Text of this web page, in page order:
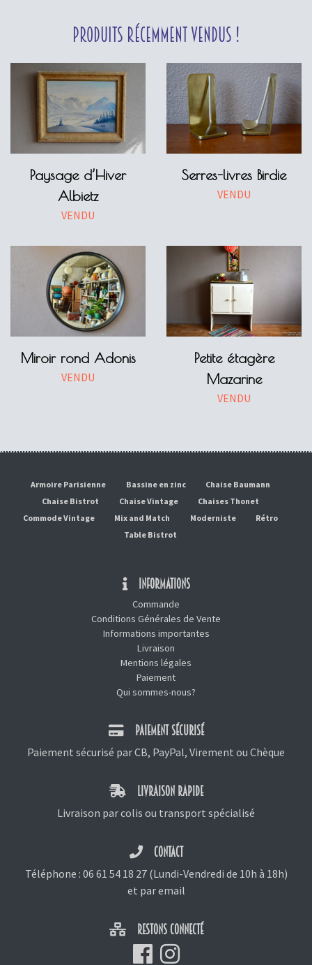
Produits récemment vendus !
Paysage d’Hiver
Albietz
VENDU
Serres-livres Birdie
VENDU
Miroir rond Adonis
VENDU
Petite étagère
Mazarine
VENDU
Armoire Parisienne Bassine en zinc
Chaise Baumann
Chaise Bistrot
Chaise Vintage
Chaises Thonet
Commode Vintage
Mix and Match Moderniste
Rétro
Table Bistrot
INFORMATIONS
Commande
Conditions Générales de Vente
Informations importantes
Livraison
Mentions légales
Paiement
Qui sommes-nous?
PAIEMENT SÉCURISÉ
Paiement sécurisé par CB, PayPal, Virement ou Chèque
LIVRAISON RAPIDE
Livraison par colis ou transport spécialisé
CONTACT
Téléphone : 06 61 54 18 27(Lundi-Vendredi de 10h à 18h)
et par email
RESTONS CONNECTÉ